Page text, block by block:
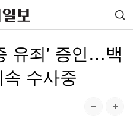
유죄' 증인…백
수사중